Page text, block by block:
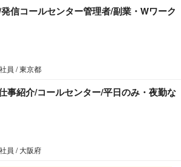
信コールセンター管理者/副業・Wワーク
員 / 東京都
事紹介/コールセンター/平日のみ・夜勤な
員 / 大阪府